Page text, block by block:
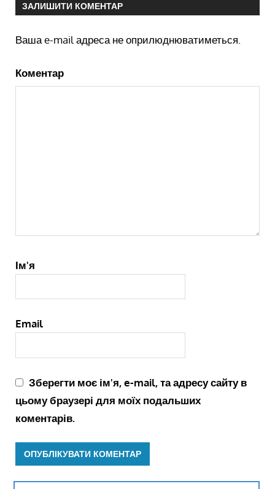
ЗАЛИШИТИ КОМЕНТАР
Ваша e-mail адреса не оприлюднюватиметься.
Коментар
Ім'я
Email
Зберегти моє ім'я, e-mail, та адресу сайту в
цьому браузері для моїх подальших
коментарів.